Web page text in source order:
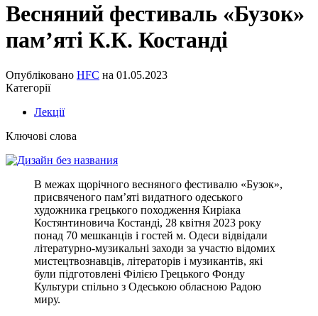
Весняний фестиваль «Бузок»
пам’яті К.К. Костанді
Опубліковано HFC на 01.05.2023
Категорії
Лекції
Ключові слова
В межах щорічного весняного фестивалю «Бузок»,
присвяченого пам’яті видатного одеського
художника грецького походження Киріака
Костянтиновича Костанді, 28 квітня 2023 року
понад 70 мешканців і гостей м. Одеси відвідали
літературно-музикальні заходи за участю відомих
мистецтвознавців, літераторів і музикантів, які
були підготовлені Філією Грецького Фонду
Культури спільно з Одеською обласною Радою
миру.